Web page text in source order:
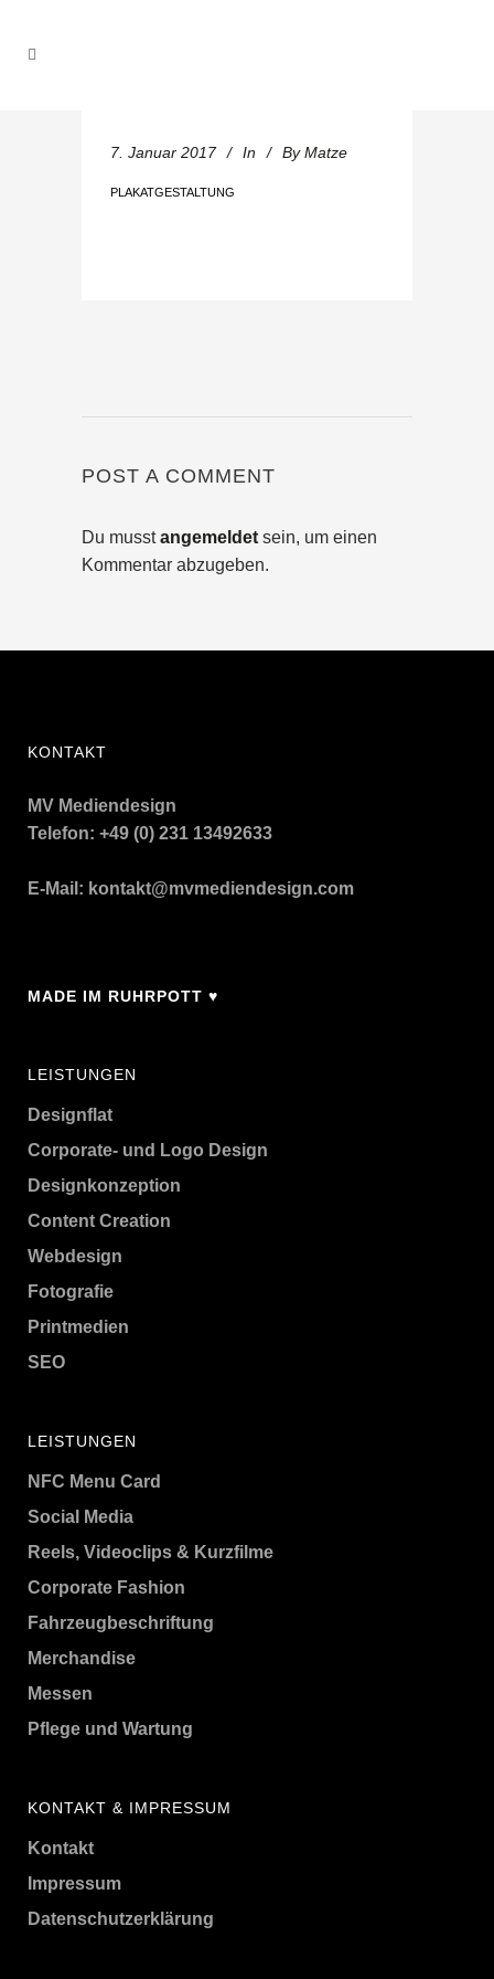
7. Januar 2017 In By Matze
PLAKATGESTALTUNG
POST A COMMENT
Du musstangemeldet sein, um einen
Kommentar abzugeben.
KONTAKT
MV Mediendesign
Telefon: +49 (0) 231 13492633
E-Mail: kontakt@mvmediendesign.com
MADE IM RUHRPOTT ♥
LEISTUNGEN
Designflat
Corporate- und Logo Design
Designkonzeption
Content Creation
Webdesign
Fotografie
Printmedien
SEO
LEISTUNGEN
NFC Menu Card
Social Media
Reels, Videoclips & Kurzfilme
Corporate Fashion
Fahrzeugbeschriftung
Merchandise
Messen
Pflege und Wartung
KONTAKT & IMPRESSUM
Kontakt
Impressum
Datenschutzerklärung